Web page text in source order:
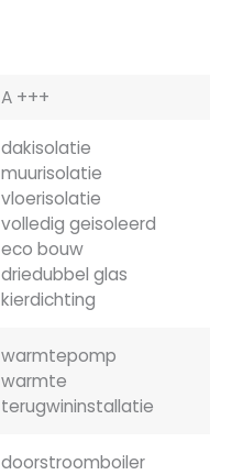
A +++
dakisolatie
muurisolatie
vloerisolatie
volledig geisoleerd
eco bouw
driedubbel glas
kierdichting
warmtepomp
warmte
terugwininstallatie
doorstroomboiler